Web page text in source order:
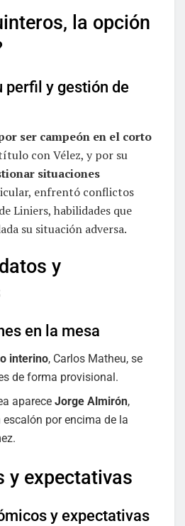
la opción
perfil y gestión de
ser campeón en el corto
con Vélez, y por su
situaciones
enfrentó conflictos
Liniers, habilidades que
su situación adversa.
y
en la mesa
interino, Carlos Matheu, se
de forma provisional.
apareceJorge Almirón,
por encima de la
y expectativas
y expectativas